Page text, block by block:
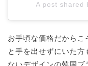
A post shared
お手頃な価格だからこ
と手を出せずにいた